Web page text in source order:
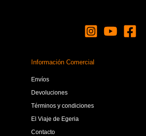
Información Comercial
Envíos
Devoluciones
Términos y condiciones
El Viaje de Egeria
Contacto